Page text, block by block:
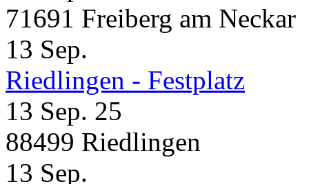
71691 Freiberg am Neckar
13 Sep.
Riedlingen - Festplatz
13 Sep. 25
88499 Riedlingen
13 Sep.